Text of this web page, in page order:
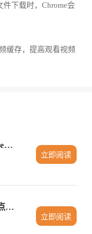
下载时，Chrome会
缓存，提高观看视频
如何清理Google Chrome浏览器的缓存提升浏览效率
立即阅读
Google浏览器下载包断点续传设置方法
立即阅读